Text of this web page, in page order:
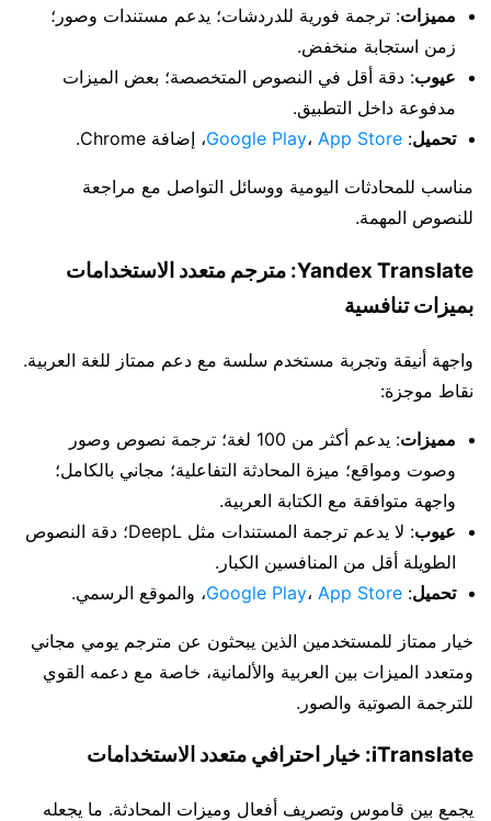
مميزات: ترجمة فورية للدردشات؛ يدعم مستندات وصور؛
زمن استجابة منخفض.
عيوب: دقة أقل في النصوص المتخصصة؛ بعض الميزات
مدفوعة داخل التطبيق.
تحميل:
Google Play، App Store ، إضافة Chrome.
مناسب للمحادثات اليومية ووسائل التواصل مع مراجعة
للنصوص المهمة.
Yandex Translate: مترجم متعدد الاستخدامات
بميزات تنافسية
واجهة أنيقة وتجربة مستخدم سلسة مع دعم ممتاز للغة العربية.
نقاط موجزة:
مميزات
: يدعم أكثر من 100 لغة؛ ترجمة نصوص وصور
وصوت ومواقع؛ ميزة المحادثة التفاعلية؛ مجاني بالكامل؛
واجهة متوافقة مع الكتابة العربية.
عيوب
: لا يدعم ترجمة المستندات مثل DeepL؛ دقة النصوص
الطويلة أقل من المنافسين الكبار.
تحميل:
Google Play، App Store ، والموقع الرسمي.
خيار ممتاز للمستخدمين الذين يبحثون عن مترجم يومي مجاني
ومتعدد الميزات بين العربية والألمانية، خاصة مع دعمه القوي
للترجمة الصوتية والصور.
iTranslate: خيار احترافي متعدد الاستخدامات
يجمع بين قاموس وتصريف أفعال وميزات المحادثة. ما يجعله